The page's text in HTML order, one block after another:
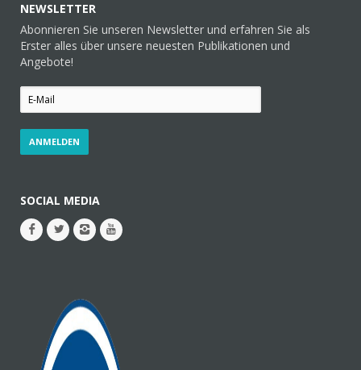
NEWSLETTER
Abonnieren Sie unseren Newsletter und erfahren Sie als
Erster alles über unsere neuesten Publikationen und
Angebote!
SOCIAL MEDIA